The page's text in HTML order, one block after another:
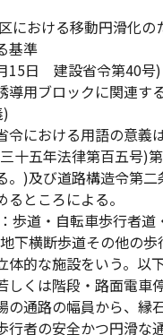
における移動円滑化の
基準
15日 建設省令第40号)
導用ブロックに関連す
における用語の意義
十五年法律第百五号)
。)及び道路構造令第
ところによる。
道・自転車歩行者道
下横断歩道その他の
体的な施設をいう。以
しくは階段・路面電車
の通路の幅員から、縁
行者の安全かつ円滑な